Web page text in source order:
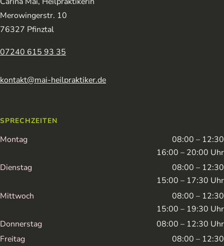
Merowingerstr. 10
76327 Pfinztal
07240 615 93 35
kontakt@mai-heilpraktiker.de
SPRECHZEITEN
Montag
08:00 – 12:30
16:00 – 20:00 Uhr
Dienstag
08:00 – 12:30
15:00 – 17:30 Uhr
Mittwoch
08:00 – 12:30
15:00 – 19:30 Uhr
Donnerstag
08:00 – 12:30 Uhr
Freitag
08:00 – 12:30